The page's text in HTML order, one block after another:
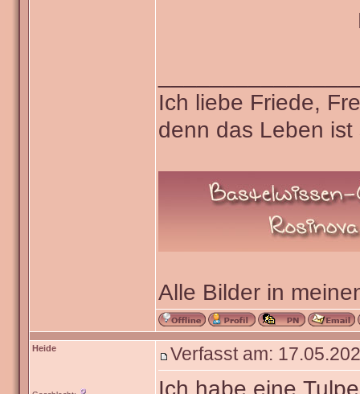
Ich liebe Friede,
denn das Leben
Alle Bilder in
Heide Verfasst am:
Ich habe eine